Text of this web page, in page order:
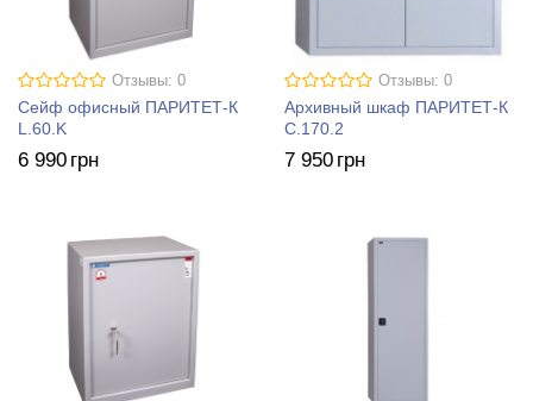
Отзывы: 0
Сейф офисный ПАРИТЕТ-К
L.60.K
6 990 грн
Отзывы: 0
Архивный шкаф ПАРИТЕТ-К
C.170.2
7 950 грн